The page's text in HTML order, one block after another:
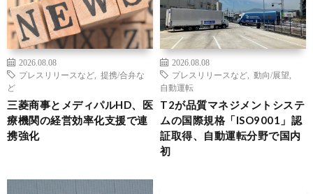
2026.08.08
プレスリリースなど
提携/合弁な
ど
三菱商事とメディパルHD、医
療機関の経営効率化支援で連
携強化
2026.08.08
プレスリリースなど
動向/展望
自動運転
T2が品質マネジメントシステ
ムの国際規格「ISO9001」認
証取得、自動運転分野で国内
初